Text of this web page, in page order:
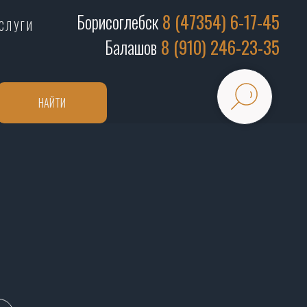
Борисоглебск8 (47354) 6-17-45
Балашов 8 (910) 246-23-35
НАЙТИ